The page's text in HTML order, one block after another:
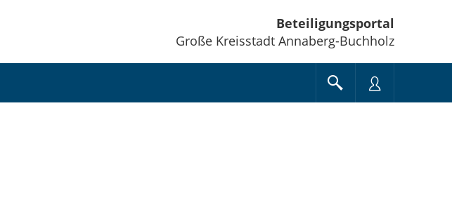
Beteiligungsportal
Große Kreisstadt Annaberg-Buchholz